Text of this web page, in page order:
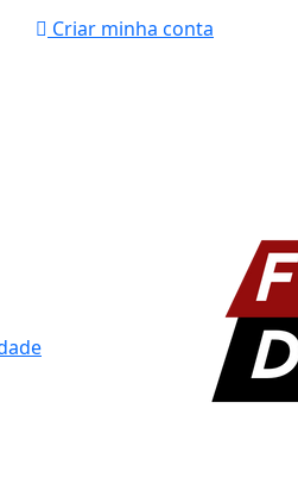
Criar minha conta